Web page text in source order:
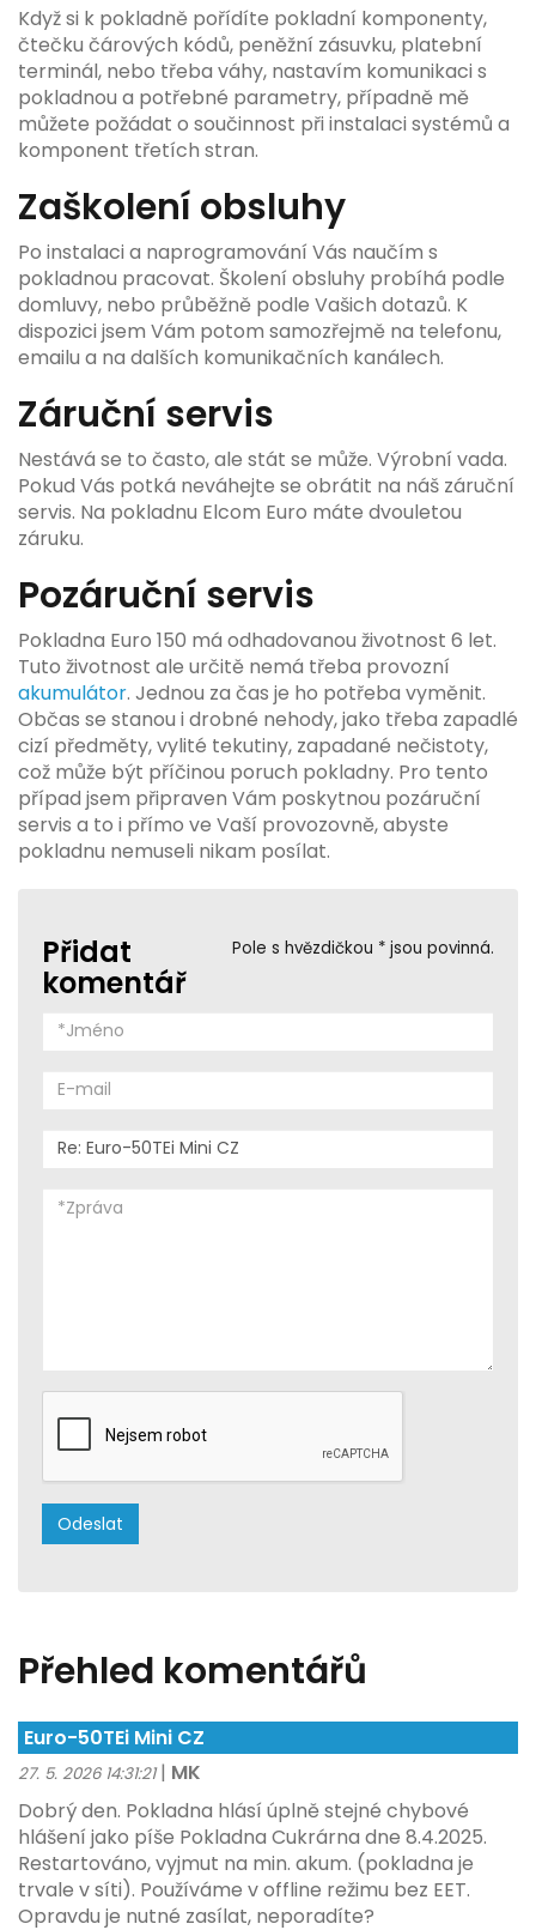
Když si k pokladně pořídíte pokladní komponenty,
čtečku čárových kódů, peněžní zásuvku, platební
terminál, nebo třeba váhy, nastavím komunikaci s
pokladnou a potřebné parametry, případně mě
můžete požádat o součinnost při instalaci systémů a
komponent třetích stran.
Zaškolení obsluhy
Po instalaci a naprogramování Vás naučím s
pokladnou pracovat. Školení obsluhy probíhá podle
domluvy, nebo průběžně podle Vašich dotazů. K
dispozici jsem Vám potom samozřejmě na telefonu,
emailu a na dalších komunikačních kanálech.
Záruční servis
Nestává se to často, ale stát se může. Výrobní vada.
Pokud Vás potká neváhejte se obrátit na náš záruční
servis. Na pokladnu Elcom Euro máte dvouletou
záruku.
Pozáruční servis
Pokladna Euro 150 má odhadovanou životnost 6 let.
Tuto životnost ale určitě nemá třeba provozní
akumulátor. Jednou za čas je ho potřeba vyměnit.
Občas se stanou i drobné nehody, jako třeba zapadlé
cizí předměty, vylité tekutiny, zapadané nečistoty,
což může být příčinou poruch pokladny. Pro tento
případ jsem připraven Vám poskytnou pozáruční
servis a to i přímo ve Vaší provozovně, abyste
pokladnu nemuseli nikam posílat.
Pole s hvězdičkou * jsou povinná.
Přidat
komentář
Přehled komentářů
Euro-50TEi Mini CZ
27. 5. 2026 14:31:21 | MK
Dobrý den. Pokladna hlásí úplně stejné chybové
hlášení jako píše Pokladna Cukrárna dne 8.4.2025.
Restartováno, vyjmut na min. akum. (pokladna je
trvale v síti). Používáme v offline režimu bez EET.
Opravdu je nutné zasílat, neporadíte?